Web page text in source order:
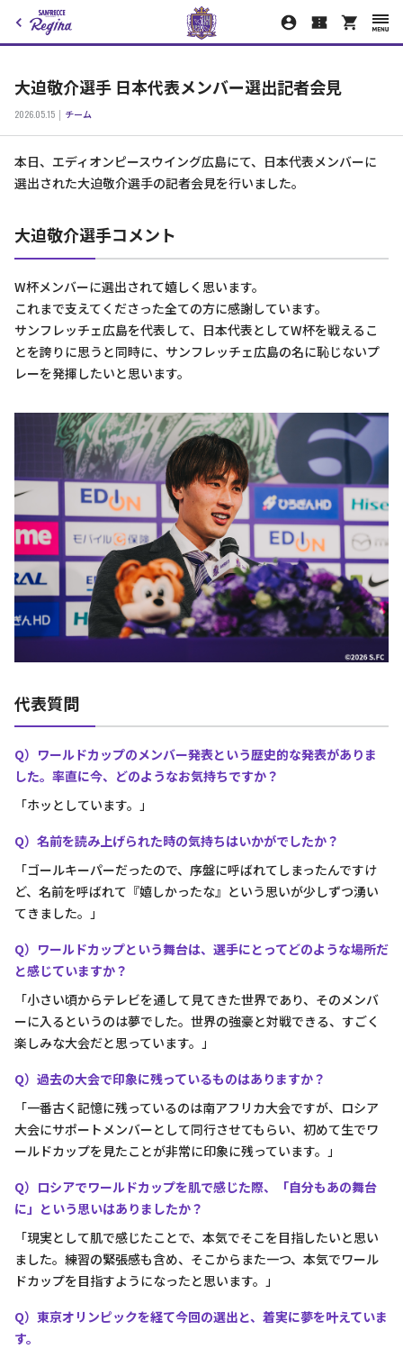
大迫敬介選手 日本代表メンバー選出記者会見
2026.05.15 チーム
本日、エディオンピースウイング広島にて、日本代表メンバーに
選出された大迫敬介選手の記者会見を行いました。
大迫敬介選手コメント
W杯メンバーに選出されて嬉しく思います。
これまで支えてくださった全ての方に感謝しています。
サンフレッチェ広島を代表して、日本代表としてW杯を戦えるこ
とを誇りに思うと同時に、サンフレッチェ広島の名に恥じないプ
レーを発揮したいと思います。
代表質問
Q）ワールドカップのメンバー発表という歴史的な発表がありま
した。率直に今、どのようなお気持ちですか？
「ホッとしています。」
Q）名前を読み上げられた時の気持ちはいかがでしたか？
「ゴールキーパーだったので、序盤に呼ばれてしまったんですけ
ど、名前を呼ばれて『嬉しかったな』という思いが少しずつ湧い
てきました。」
Q）ワールドカップという舞台は、選手にとってどのような場所だ
と感じていますか？
「小さい頃からテレビを通して見てきた世界であり、そのメンバ
ーに入るというのは夢でした。世界の強豪と対戦できる、すごく
楽しみな大会だと思っています。」
Q）過去の大会で印象に残っているものはありますか？
「一番古く記憶に残っているのは南アフリカ大会ですが、ロシア
大会にサポートメンバーとして同行させてもらい、初めて生でワ
ールドカップを見たことが非常に印象に残っています。」
Q）ロシアでワールドカップを肌で感じた際、「自分もあの舞台
に」という思いはありましたか？
「現実として肌で感じたことで、本気でそこを目指したいと思い
ました。練習の緊張感も含め、そこからまた一つ、本気でワール
ドカップを目指すようになったと思います。」
Q）東京オリンピックを経て今回の選出と、着実に夢を叶えていま
す。